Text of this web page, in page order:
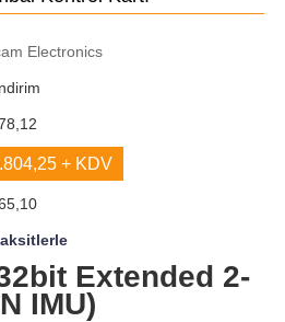
Electronics
+ KDV
Extended 2-
IMU)